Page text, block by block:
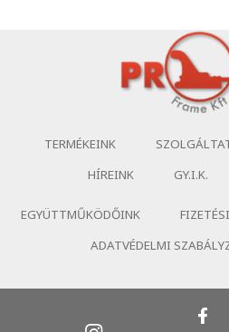
TERMÉKEINK
HÍREINK
GY.I.K.
EGYÜTTMŰKÖDŐINK
ADATVÉDELMI